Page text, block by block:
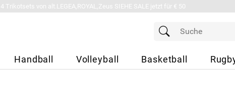
14 Trikotsets von alt.LEGEA,ROYAL,Zeus SIEHE SALE jetzt für € 50
Handball Volleyball Basketball